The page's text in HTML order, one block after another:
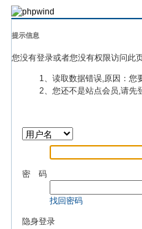
提示信息
您没有登录或者您没有权限访问此
1、读取数据错误,原因：您
2、您还不是站点会员,请先
密 码
找回密码
隐身登录